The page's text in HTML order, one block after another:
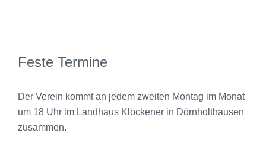
Feste Termine
Der Verein kommt an jedem zweiten Montag im Monat
um 18 Uhr im Landhaus Klöckener in Dörnholthausen
zusammen.